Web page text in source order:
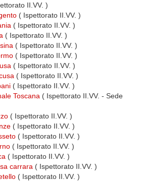
II.VV. )
( Ispettorato II.VV. )
( Ispettorato II.VV. )
( Ispettorato II.VV. )
( Ispettorato II.VV. )
( Ispettorato II.VV. )
( Ispettorato II.VV. )
( Ispettorato II.VV. )
( Ispettorato II.VV. )
Toscana ( Ispettorato II.VV. - Sede
( Ispettorato II.VV. )
( Ispettorato II.VV. )
( Ispettorato II.VV. )
( Ispettorato II.VV. )
( Ispettorato II.VV. )
carrara ( Ispettorato II.VV. )
( Ispettorato II.VV. )